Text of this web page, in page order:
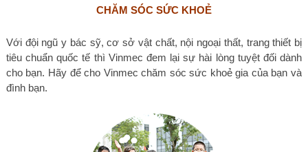
CHĂM SÓC SỨC KHOẺ
Với đội ngũ y bác sỹ, cơ sở vật chất, nội ngoại thất, trang thiết bị
tiêu chuẩn quốc tế thì Vinmec đem lại sự hài lòng tuyệt đối dành
cho bạn. Hãy để cho Vinmec chăm sóc sức khoẻ gia của bạn và
đình bạn.